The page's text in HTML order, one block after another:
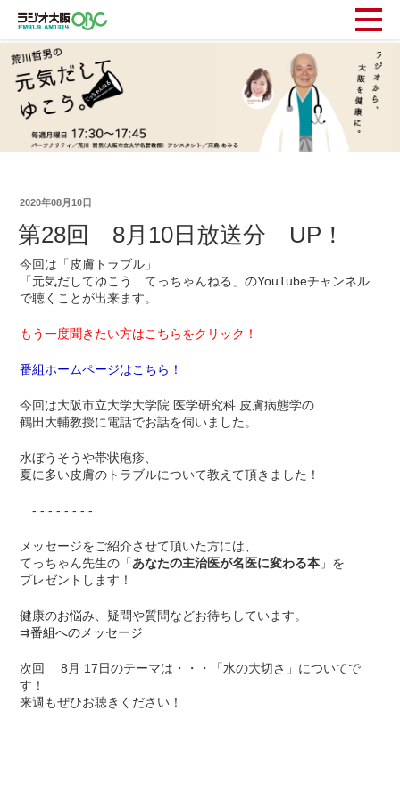
2020年08月10日
第28回 8月10日放送分 UP！
今回は「皮膚トラブル」
「元気だしてゆこう てっちゃんねる」のYouTubeチャンネル
で聴くことが出来ます。
もう一度聞きたい方はこちらをクリック！
番組ホームページはこちら！
今回は大阪市立大学大学院 医学研究科 皮膚病態学の
鶴田大輔教授に電話でお話を伺いました。
水ぼうそうや帯状疱疹、
夏に多い皮膚のトラブルについて教えて頂きました！
- - - - - - - -
メッセージをご紹介させて頂いた方には、
てっちゃん先生の「あなたの主治医が名医に変わる本 」を
プレゼントします！
健康のお悩み、疑問や質問などお待ちしています。
⇉番組へのメッセージ
次回 8月 17日のテーマは・・・「水の大切さ」についてで
す！
来週もぜひお聴きください！